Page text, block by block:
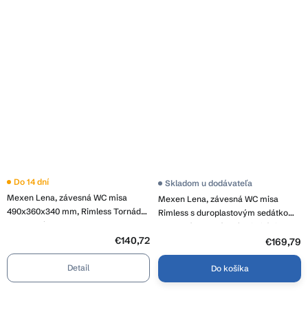
Mexen Lena, závesná WC misa
490x360x340 mm, Rimless Tornádo
+ toaletné WC sedadlo z duroplastu,
Do 14 dní
€140,72
Detail
Mexen Lena, závesná WC misa
Rimless s duroplastovým sedátkom
s pomalým zatváraním, imitácia
mramoru-biely kameň, 30224092
Skladom u dodávateľa
€169,79
Do košíka